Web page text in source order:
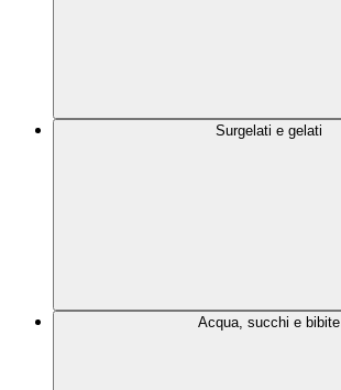
Surgelati e gelati
Acqua, succhi e bibite